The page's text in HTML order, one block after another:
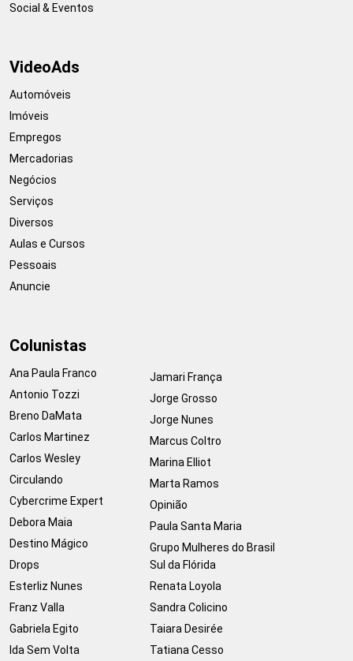
Social & Eventos
VideoAds
Automóveis
Imóveis
Empregos
Mercadorias
Negócios
Serviços
Diversos
Aulas e Cursos
Pessoais
Anuncie
Colunistas
Ana Paula Franco
Antonio Tozzi
Breno DaMata
Carlos Martinez
Carlos Wesley
Circulando
Cybercrime Expert
Debora Maia
Destino Mágico
Drops
Esterliz Nunes
Franz Valla
Gabriela Egito
Ida Sem Volta
Jamari França
Jorge Grosso
Jorge Nunes
Marcus Coltro
Marina Elliot
Marta Ramos
Opinião
Paula Santa Maria
Grupo Mulheres do Brasil
Sul da Flórida
Renata Loyola
Sandra Colicino
Taiara Desirée
Tatiana Cesso